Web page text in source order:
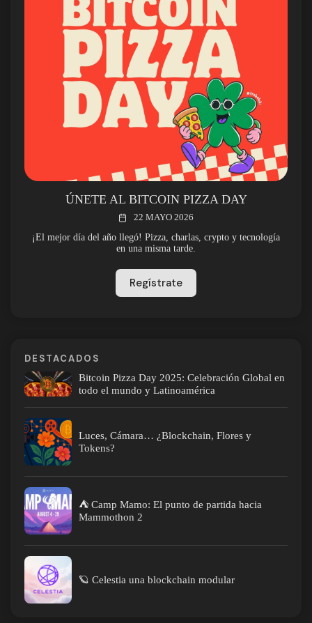
ÚNETE AL BITCOIN PIZZA DAY
22 MAYO 2026
¡El mejor día del año llegó! Pizza, charlas, crypto y tecnología
en una misma tarde.
Regístrate
DESTACADOS
Bitcoin Pizza Day 2025: Celebración Global en
todo el mundo y Latinoamérica
Luces, Cámara… ¿Blockchain, Flores y
Tokens?
⛺ Camp Mamo: El punto de partida hacia
Mammothon 2
🪐 Celestia una blockchain modular